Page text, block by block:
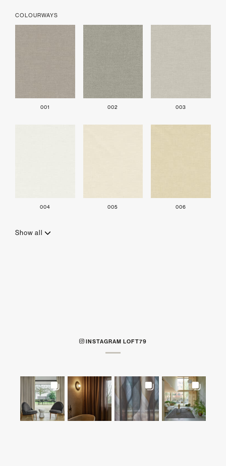
COLOURWAYS
001 002 003
004 005 006
Show all
INSTAGRAM LOFT79